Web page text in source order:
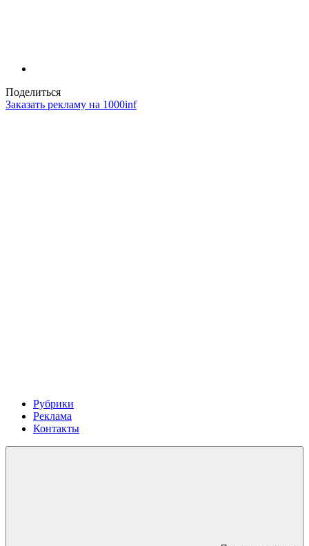
Поделиться
Заказать рекламу на 1000inf
Рубрики
Реклама
Контакты